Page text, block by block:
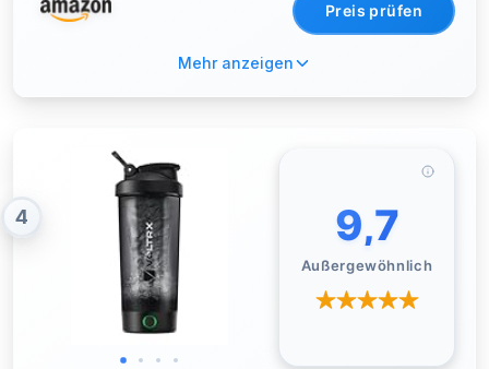
Preis prüfen
Mehr anzeigen
4 9,7
Außergewöhnlich